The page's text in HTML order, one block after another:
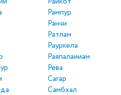
Рампур
Ранчи
Ратлам
Рауркела
Раяпалаииам
Рева
Сагар
Самбхал